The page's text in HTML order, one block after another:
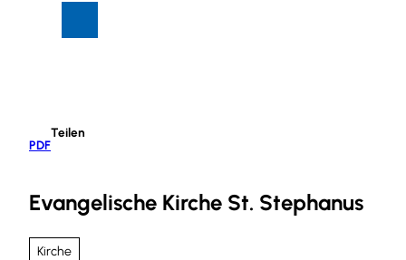
PDF
Teilen
Evangelische Kirche St. Stephanus
Kirche